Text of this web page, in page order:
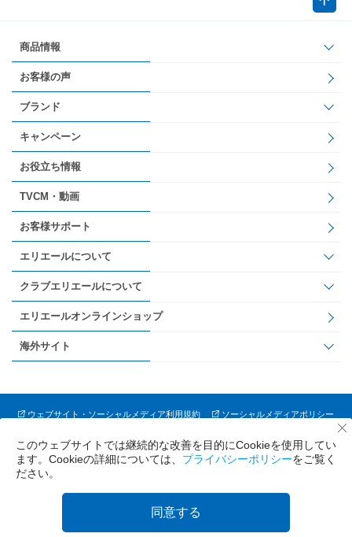
商品情報
お客様の声
ブランド
キャンペーン
お役立ち情報
TVCM・動画
お客様サポート
エリエールについて
クラブエリエールについて
エリエールオンラインショップ
海外サイト
ウェブサイト・ソーシャルメディア利用規約
ソーシャルメディアポリシー
企業情報（大王製紙株式会社）
このウェブサイトでは継続的な改善を目的にCookieを使用してい
ます。Cookieの詳細については、 プライバシーポリシーをご覧く
ださい。
同意する